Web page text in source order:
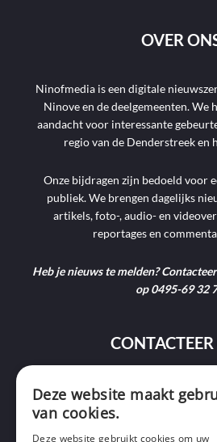
OVER
Ninofmedia is een digitale
Ninove en de deelgemeenten. We
aandacht voor interessante
regio van de Denderstreek en
Onze bijdragen zijn bedoeld voor
publiek. We brengen dagelijks
artikels, foto-, audio- en
reportages en
Heb je nieuws te melden?
op 0495-69 32
9400
Deze website maakt
van cookies.
Deze website gebruikt cookies om uw